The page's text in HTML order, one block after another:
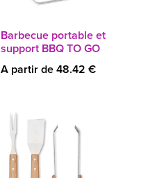
Barbecue portable et
support BBQ TO GO
A partir de 48.42 €